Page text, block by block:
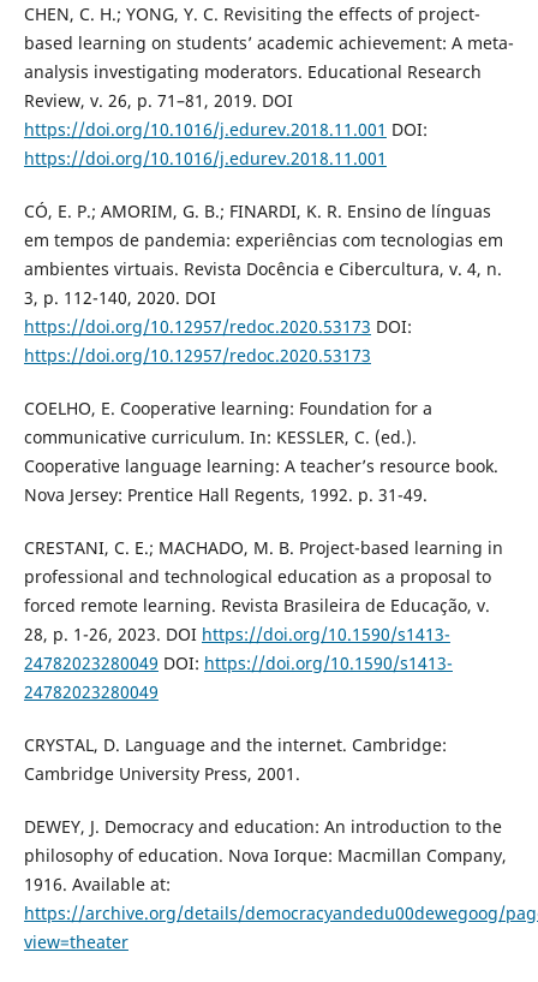
CHEN, C. H.; YONG, Y. C. Revisiting the effects of project-
based learning on students’ academic achievement: A meta-
analysis investigating moderators. Educational Research
Review, v. 26, p. 71–81, 2019. DOI
https://doi.org/10.1016/j.edurev.2018.11.001 DOI:
https://doi.org/10.1016/j.edurev.2018.11.001
CÓ, E. P.; AMORIM, G. B.; FINARDI, K. R. Ensino de línguas
em tempos de pandemia: experiências com tecnologias em
ambientes virtuais. Revista Docência e Cibercultura, v. 4, n.
3, p. 112-140, 2020. DOI
https://doi.org/10.12957/redoc.2020.53173 DOI:
https://doi.org/10.12957/redoc.2020.53173
COELHO, E. Cooperative learning: Foundation for a
communicative curriculum. In: KESSLER, C. (ed.).
Cooperative language learning: A teacher’s resource book.
Nova Jersey: Prentice Hall Regents, 1992. p. 31-49.
CRESTANI, C. E.; MACHADO, M. B. Project-based learning in
professional and technological education as a proposal to
forced remote learning. Revista Brasileira de Educação, v.
28, p. 1-26, 2023. DOI https://doi.org/10.1590/s1413-
24782023280049 DOI: https://doi.org/10.1590/s1413-
24782023280049
CRYSTAL, D. Language and the internet. Cambridge:
Cambridge University Press, 2001.
DEWEY, J. Democracy and education: An introduction to the
philosophy of education. Nova Iorque: Macmillan Company,
1916. Available at:
https://archive.org/details/democracyandedu00dewegoog/
view=theater